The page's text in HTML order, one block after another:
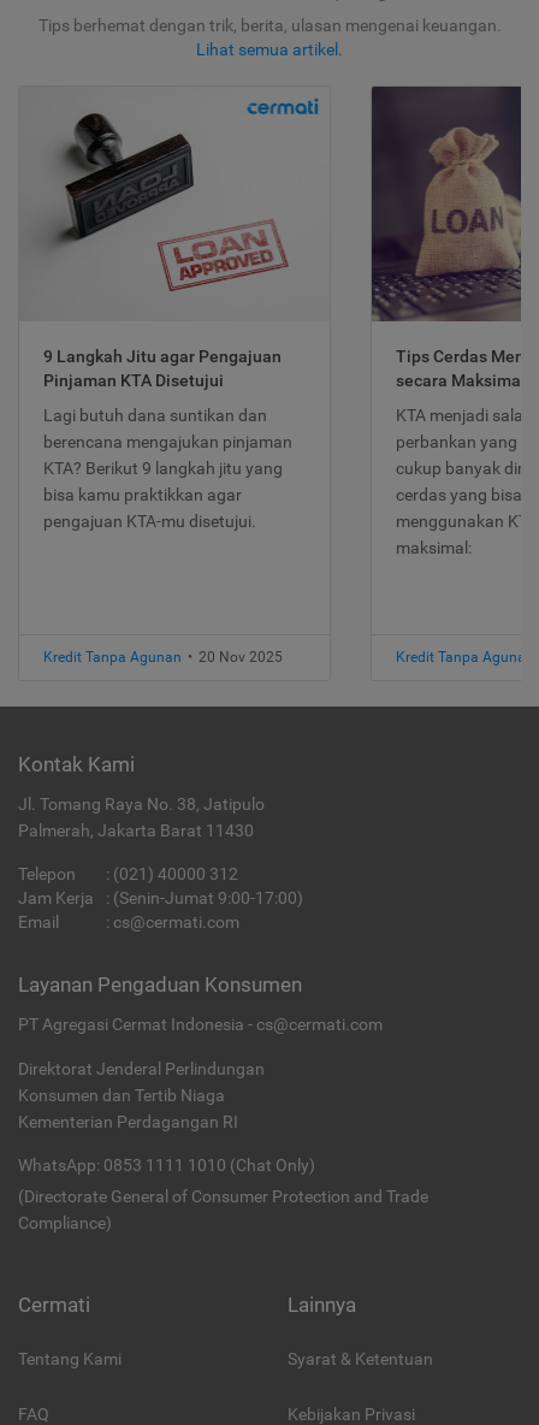
Tips berhemat dengan trik, berita, ulasan mengenai keuangan.
Lihat semua artikel .
9 Langkah Jitu agar Pengajuan
Pinjaman KTA Disetujui
Lagi butuh dana suntikan dan
berencana mengajukan pinjaman
KTA? Berikut 9 langkah jitu yang
bisa kamu praktikkan agar
pengajuan KTA-mu disetujui.
Kredit Tanpa Agunan • 20 Nov 2025
Tips Cerdas
secara Maksimal
KTA menjadi
perbankan yang
cukup banyak
cerdas yang bisa
menggunakan
maksimal:
Kredit Tanpa Agunan
Kontak Kami
Jl. Tomang Raya No. 38, Jatipulo
Palmerah, Jakarta Barat 11430
Telepon : (021) 40000 312
Jam Kerja
: (Senin-Jumat 9:00-17:00)
Email
: cs@cermati.com
Layanan Pengaduan Konsumen
PT Agregasi Cermat Indonesia - cs@cermati.com
Direktorat Jenderal Perlindungan
Konsumen dan Tertib Niaga
Kementerian Perdagangan RI
WhatsApp: 0853 1111 1010 (Chat Only)
(Directorate General of Consumer Protection and Trade
Compliance)
Cermati
Tentang Kami
FAQ
Lainnya
Syarat & Ketentuan
Kebijakan Privasi